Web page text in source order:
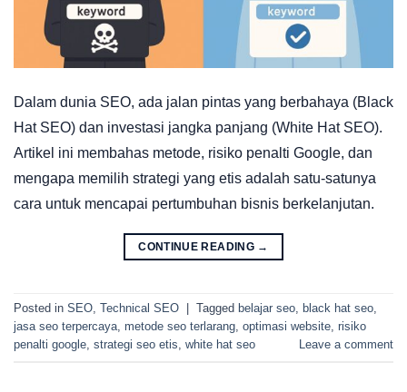
Dalam dunia SEO, ada jalan pintas yang berbahaya (Black
Hat SEO) dan investasi jangka panjang (White Hat SEO).
Artikel ini membahas metode, risiko penalti Google, dan
mengapa memilih strategi yang etis adalah satu-satunya
cara untuk mencapai pertumbuhan bisnis berkelanjutan.
CONTINUE READING →
Posted in SEO Technical SEO Tagged belajar seo black hat seo
jasa seo terpercaya metode seo terlarang optimasi website risiko
penalti google strategi seo etis white hat seo Leave a comment